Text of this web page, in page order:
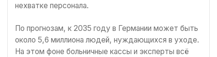
нехватке персонала.
По прогнозам, к 2035 году в Германии может быть
около 5,6 миллиона людей, нуждающихся в уходе.
На этом фоне больничные кассы и эксперты всё